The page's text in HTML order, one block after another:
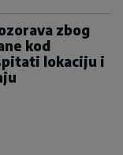
zbog
kod
lokaciju i